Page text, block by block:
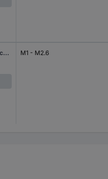
GSR 00708120 Gewindeschneidsatz 31teilig HSS-G metrisch M1 - M2.6 M1 - M2.6